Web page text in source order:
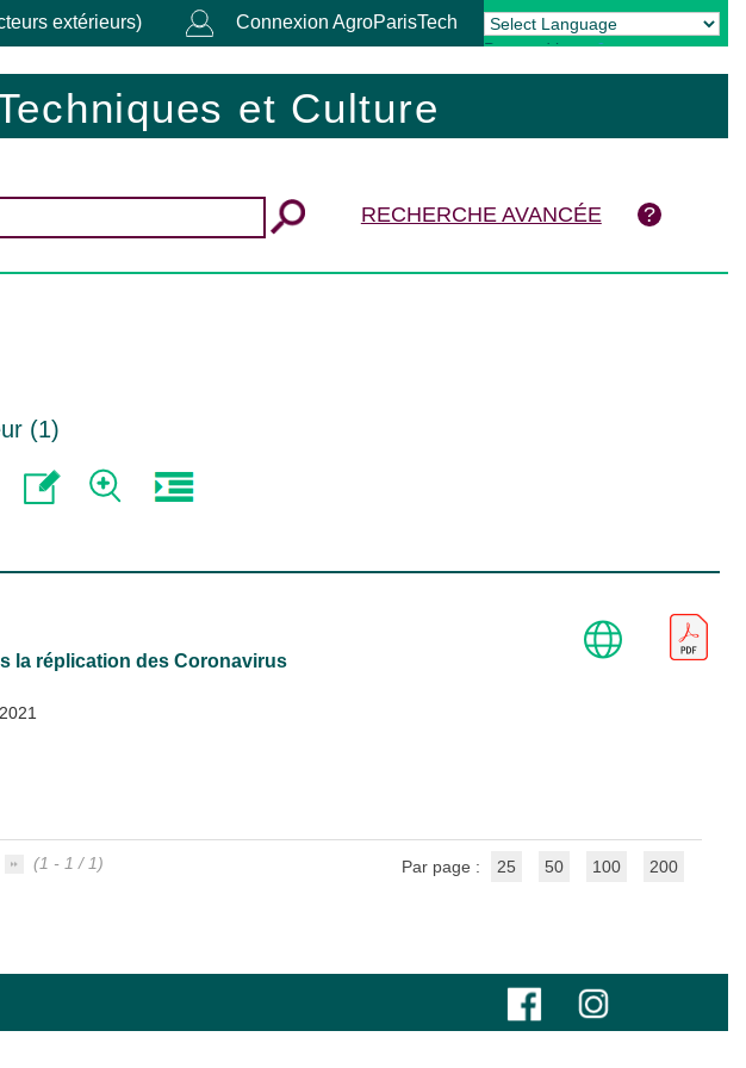
extérieurs) Connexion AgroParisTech
Powered by Translate
et Culture
RECHERCHE AVANCÉE
(1)
la réplication des Coronavirus
2021
(1 - 1 / 1) Par page : 25 50 100 200